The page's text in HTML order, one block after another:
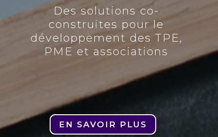
Des solutions co-
construites pour le
développement des TPE,
PME et associations
EN SAVOIR PLUS